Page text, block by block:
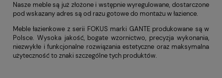
Nasze meble są już złożone i wstępnie wyregulowane, dostarczone
pod wskazany adres są od razu gotowe do montażu w łazience.
Meble łazienkowe z serii FOKUS marki GANTE produkowane są w
Polsce. Wysoka jakość, bogate wzornictwo, precyzja wykonania,
niezwykłe i funkcjonalne rozwiązania estetyczne oraz maksymalna
użyteczność to znaki szczególne tych produktów.